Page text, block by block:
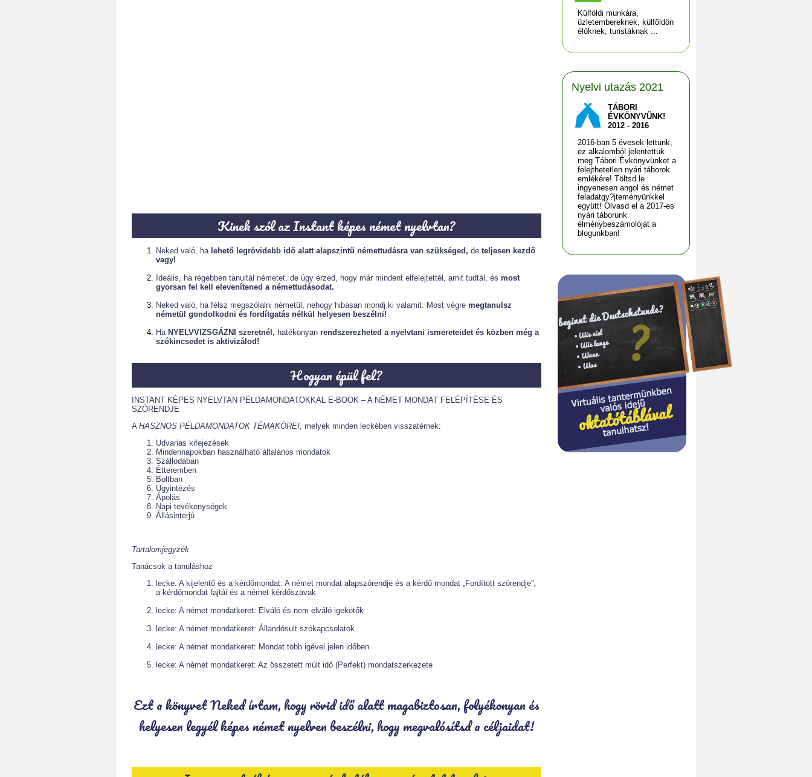
Kinek szól az Instant képes német nyelvtan?
Neked való, ha lehető legrövidebb idő alatt alapszintű némettudásra van szükséged, de teljesen kezdő
vagy!
Ideális, ha régebben tanultál németet, de úgy érzed, hogy már mindent elfelejtettél, amit tudtál, és most
gyorsan fel kell elevenítened a némettudásodat.
Neked való, ha félsz megszólalni németül, nehogy hibásan mondj ki valamit. Most végre megtanulsz
németül gondolkodni és fordítgatás nélkül helyesen beszélni!
Ha NYELVVIZSGÁZNI szeretnél, hatékonyan rendszerezheted a nyelvtani ismereteidet és közben még a
szókincsedet is aktivizálod!
Hogyan épül fel?
INSTANT KÉPES NYELVTAN PÉLDAMONDATOKKAL E-BOOK – A NÉMET MONDAT FELÉPÍTÉSE ÉS
SZÓRENDJE
A HASZNOS PÉLDAMONDATOK TÉMAKÖREI, melyek minden leckében visszatérnek:
Udvarias kifejezések
Mindennapokban használható általános mondatok
Szállodában
Étteremben
Boltban
Ügyintézés
Ápolás
Napi tevékenységek
Állásinterjú
Tartalomjegyzék
Tanácsok a tanuláshoz
lecke: A kijelentő és a kérdőmondat: A német mondat alapszórendje és a kérdő mondat „Fordított szórendje”,
a kérdőmondat fajtái és a német kérdőszavak
lecke: A német mondatkeret: Elváló és nem elváló igekötők
lecke: A német mondatkeret: Állandósult szókapcsolatok
lecke: A német mondatkeret: Mondat több igével jelen időben
lecke: A német mondatkeret: Az összetett múlt idő (Perfekt) mondatszerkezete
Ezt a könyvet Neked írtam, hogy rövid idő alatt magabiztosan, folyékonyan és
helyesen legyél képes német nyelven beszélni, hogy megvalósítsd a céljaidat!
Külföldi munkára,
üzletembereknek, külföldön
élőknek, turistáknak ...
Nyelvi utazás 2021
TÁBORI
ÉVKÖNYVÜNK!
2012 - 2016
2016-ban 5 évesek lettünk,
ez alkalomból jelentettük
meg Tábori Évkönyvünket a
felejthetetlen nyári táborok
emlékére! Töltsd le
ingyenesen angol és német
feladatgy?jteményünkkel
együtt! Olvasd el a 2017-es
nyári táborunk
élménybeszámolóját a
blogunkban!